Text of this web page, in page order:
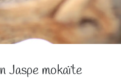
Jaspe mokaïte